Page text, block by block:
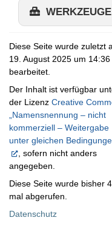
WERKZEUGE
Diese Seite wurde zuletzt
19. August 2025 um
bearbeitet.
Der Inhalt ist verfügbar
der Lizenz Creative
„Namensnennung – nicht
kommerziell – Weitergabe
unter gleichen
, sofern nicht anders
angegeben.
Diese Seite wurde bisher
mal abgerufen.
Datenschutz